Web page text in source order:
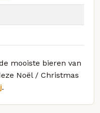
mooiste bieren van
Noël / Christmas
.